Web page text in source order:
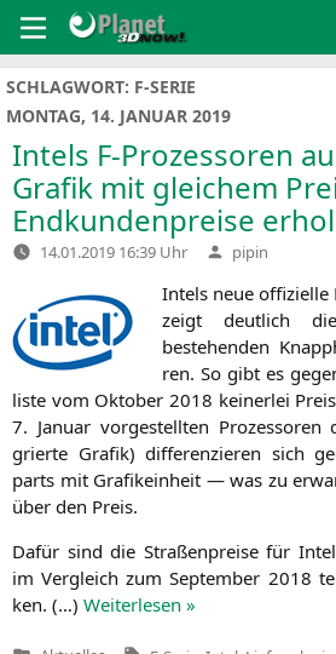
Inhalt
springen
SCHLAGWORT: F-SERIE
MONTAG, 14. JANUAR 2019
Intels F‑Prozessoren
Grafik mit gleichem
Endkundenpreise
14.01.2019 16:39 Uhr Verfasst
von
pipin
Intels neue offi­zi­el­le
zeigt deut­lich
bestehen­den
ren. So gibt es
lis­te vom Okto­ber 2018 kei­ner­lei
7. Janu­ar vor­ge­stell­ten
grier­te Gra­fik) dif­fe­ren­zie­ren sich
parts mit Gra­fik­ein­heit — was zu
über den Preis.
Dafür sind die Stra­ßen­prei­se für
im Ver­gleich zum Sep­tem­ber 2018
ken. (…) Wei­ter­le­sen »